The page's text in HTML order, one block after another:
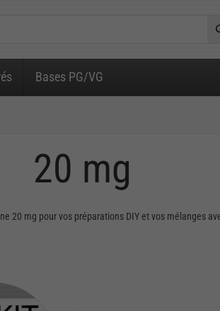
Bases PG/VG
20 mg
20 mg pour vos préparations DIY et vos mélanges